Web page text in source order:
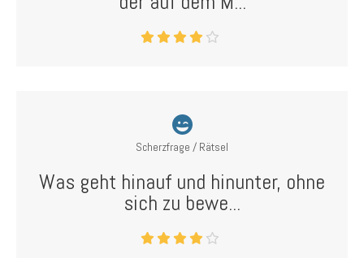
Scherzfrage / Rätsel
Was geht hinauf und hinunter, ohne
sich zu bewe...